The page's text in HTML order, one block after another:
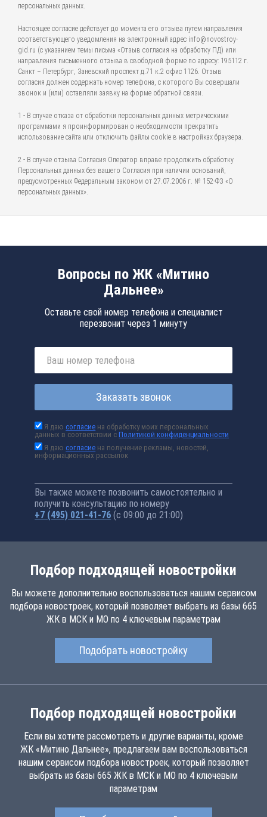
персональных данных.
Настоящее согласие действует до момента его отзыва путем направления
соответствующего уведомления на электронный адрес info@novostroy-
gid.ru (с указанием темы письма «Отзыв согласия на обработку ПД) или
направления письменного отзыва в свободной форме по адресу: 195112 г.
Санкт – Петербург, Заневский проспект д.71 к.2 офис 1126. Отзыв
согласия должен содержать номер телефона, с которого Вы совершали
звонок и (или) оставляли заявку на форме обратной связи.
1 - В случае отказа от обработки персональных данных метрическими
программами я проинформирован о необходимости прекратить
использование сайта или отключить файлы cookie в настройках браузера.
2 - В случае отзыва Согласия Оператор вправе продолжить обработку
Персональных данных без вашего Согласия при наличии оснований,
предусмотренных Федеральным законом от 27.07.2006 г. № 152-ФЗ «О
персональных данных».
Вопросы по ЖК «Митино
Дальнее»
Оставьте свой номер телефона и специалист
перезвонит через 1 минуту
Заказать звонок
Я даюсогласие на обработку моих персональных
данных в соответствии сПолитикой конфиденциальности
Я даюсогласие на получение рекламы, новостей,
информационных рассылок
Вы также можете позвонить самостоятельно и
получить консультацию по номеру
+7 (495) 021-41-76 (с 09:00 до 21:00)
Подбор подходящей новостройки
Вы можете дополнительно воспользоваться нашим сервисом
подбора новостроек, который позволяет выбрать из базы 665
ЖК в МСК и МО по 4 ключевым параметрам
Подобрать новостройку
Подбор подходящей новостройки
Если вы хотите рассмотреть и другие варианты, кроме
ЖК «Митино Дальнее», предлагаем вам воспользоваться
нашим сервисом подбора новостроек, который позволяет
выбрать из базы 665 ЖК в МСК и МО по 4 ключевым
параметрам